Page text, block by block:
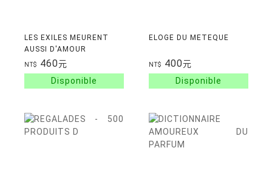
LES EXILES MEURENT
AUSSI D'AMOUR
NT$ 460元
ELOGE DU METEQUE
NT$ 400元